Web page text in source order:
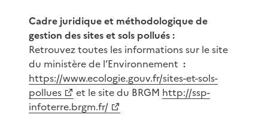
Cadre juridique et méthodologique de
gestion des sites et sols pollués :
Retrouvez toutes les informations sur le site
du ministère de l’Environnement :
https://www.ecologie.gouv.fr/sites-et-sols-
pollues
et le site du BRGM http://ssp-
infoterre.brgm.fr/